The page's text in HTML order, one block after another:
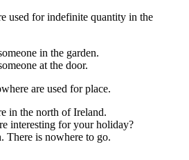
used for indefinite quantity in the
in the garden.
at the door.
are used for place.
in the north of Ireland.
interesting for your holiday?
There is nowhere to go.